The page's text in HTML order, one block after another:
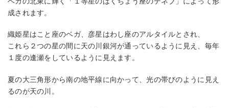
成されます。
織姫星はこと座のベガ、彦星はわし座のアルタイルとされ、
これら２つの星の間に天の川銀河が通っているように見え、毎年
１度の逢瀬をしているように見えます。
夏の大三角形から南の地平線に向かって、光の帯びのように見え
るのが天の川。